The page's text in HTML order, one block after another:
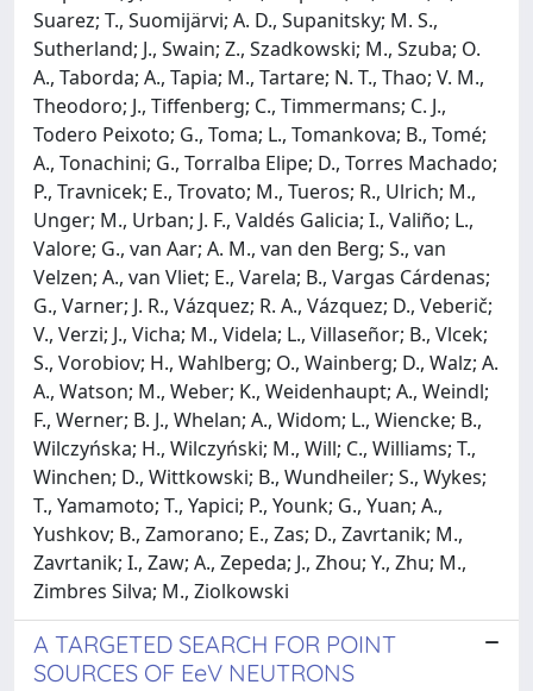
Suarez; T., Suomijärvi; A. D., Supanitsky; M. S.,
Sutherland; J., Swain; Z., Szadkowski; M., Szuba; O.
A., Taborda; A., Tapia; M., Tartare; N. T., Thao; V. M.,
Theodoro; J., Tiffenberg; C., Timmermans; C. J.,
Todero Peixoto; G., Toma; L., Tomankova; B., Tomé;
A., Tonachini; G., Torralba Elipe; D., Torres Machado;
P., Travnicek; E., Trovato; M., Tueros; R., Ulrich; M.,
Unger; M., Urban; J. F., Valdés Galicia; I., Valiño; L.,
Valore; G., van Aar; A. M., van den Berg; S., van
Velzen; A., van Vliet; E., Varela; B., Vargas Cárdenas;
G., Varner; J. R., Vázquez; R. A., Vázquez; D., Veberič;
V., Verzi; J., Vicha; M., Videla; L., Villaseñor; B., Vlcek;
S., Vorobiov; H., Wahlberg; O., Wainberg; D., Walz; A.
A., Watson; M., Weber; K., Weidenhaupt; A., Weindl;
F., Werner; B. J., Whelan; A., Widom; L., Wiencke; B.,
Wilczyńska; H., Wilczyński; M., Will; C., Williams; T.,
Winchen; D., Wittkowski; B., Wundheiler; S., Wykes;
T., Yamamoto; T., Yapici; P., Younk; G., Yuan; A.,
Yushkov; B., Zamorano; E., Zas; D., Zavrtanik; M.,
Zavrtanik; I., Zaw; A., Zepeda; J., Zhou; Y., Zhu; M.,
Zimbres Silva; M., Ziolkowski
A TARGETED SEARCH FOR POINT
SOURCES OF EeV NEUTRONS